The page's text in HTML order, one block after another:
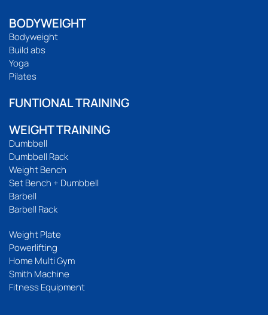
BODYWEIGHT
Bodyweight
Build abs
Yoga
Pilates
FUNTIONAL TRAINING
WEIGHT TRAINING
Dumbbell
Dumbbell Rack
Weight Bench
Set Bench + Dumbbell
Barbell
Barbell Rack
Weight Plate
Powerlifting
Home Multi Gym
Smith Machine
Fitness Equipment